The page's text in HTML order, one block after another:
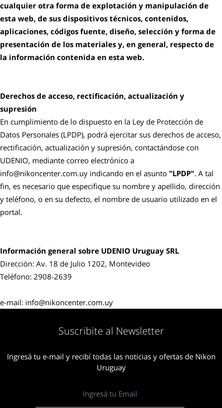
cualquier otra forma de explotación y manipulación de
esta web, de sus dispositivos técnicos, contenidos,
aplicaciones, códigos fuente, diseño, selección y forma de
presentación de los materiales y, en general, respecto de
la información contenida en esta web.
Derechos de acceso, rectificación, actualización y
supresión
En cumplimiento de lo dispuesto en la Ley de Protección de
Datos Personales (LPDP), podrá ejercitar sus derechos de acceso,
rectificación, actualización y supresión, contactándose con
UDENIO, mediante correo electrónico a
info@nikoncenter.com.uy indicando en el asunto "LPDP". A tal
fin, es necesario que especifique su nombre y apellido, dirección
y teléfono, o en su defecto, el nombre de usuario utilizado en el
portal.
Información general sobre UDENIO Uruguay SRL
Dirección: Av. 18 de Julio 1202, Montevideo
Teléfono: 2908-2639
e-mail: info@nikoncenter.com.uy
Suscribite al Newsletter
Ingresá tu e-mail y recibí todas las noticias y ofertas de Nikon
Uruguay